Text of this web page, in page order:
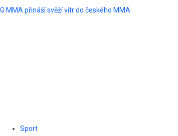
G MMA přináší svěží vítr do českého MMA
Sport